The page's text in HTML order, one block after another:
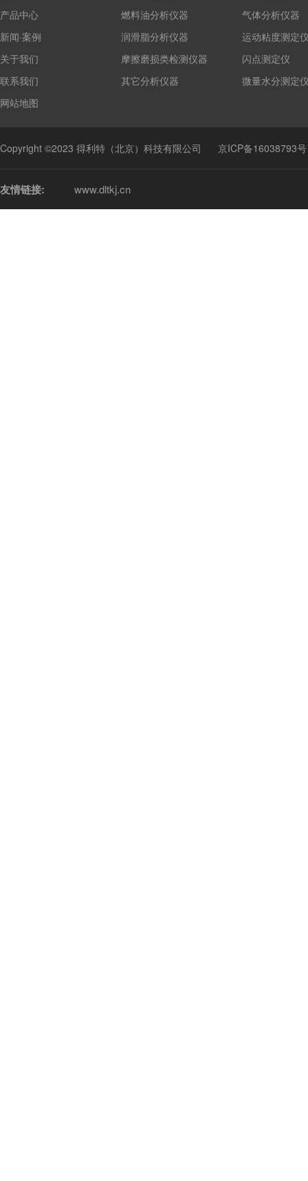
产品中心
新闻·案例
关于我们
联系我们
网站地图
燃料油分析仪器
润滑脂分析仪器
摩擦磨损类检测仪器
其它分析仪器
气体分析仪器
运动粘度测定
闪点测定仪
微量水分测定
Copyright ©2023 得利特（北京）科技有限公司 京ICP备16038793号
友情链接: www.dltkj.cn